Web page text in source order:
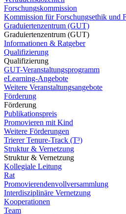
Forschungskommission
Kommission für Forschungsethik und
Graduiertenzentrum (GUT)
Graduiertenzentrum (GUT)
Informationen & Ratgeber
Qualifizierung
Qualifizierung
GUT-Veranstaltungsprogramm
eLearning-Angebote
Weitere Veranstaltungsangebote
Förderung
Förderung
Publikationspreis
Promovieren mit Kind
Weitere Förderungen
Trierer Tenure-Track (T³)
Struktur & Vernetzung
Struktur & Vernetzung
Kollegiale Leitung
Rat
Promovierendenvollversammlung
Interdisziplinäre Vernetzung
Kooperationen
Team